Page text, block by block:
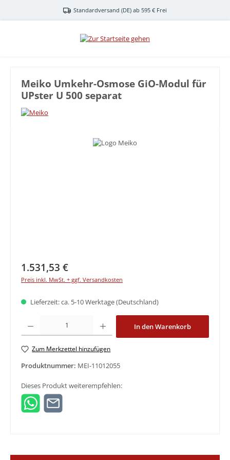
Zum Hauptinhalt springenStandardversand (DE) ab 595 € Frei
Meiko Umkehr-Osmose GiO-Modul für
UPster U 500 separat
Bildergalerie überspringen
Regulärer Preis:
1.531,53 €
Preis inkl. MwSt. + ggf. Versandkosten
Lieferzeit: ca. 5-10 Werktage (Deutschland)
Produkt Anzahl: Gib den gewünschten Wert ein oder benutze die
In den Warenkorb
Zum Merkzettel hinzufügen
Produktnummer: MEI-11012055
Dieses Produkt weiterempfehlen: